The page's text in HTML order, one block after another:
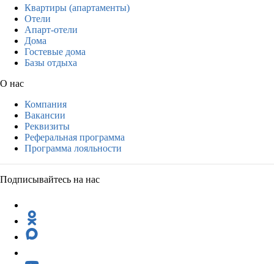
Квартиры (апартаменты)
Отели
Апарт-отели
Дома
Гостевые дома
Базы отдыха
О нас
Компания
Вакансии
Реквизиты
Реферальная программа
Программа лояльности
Подписывайтесь на нас